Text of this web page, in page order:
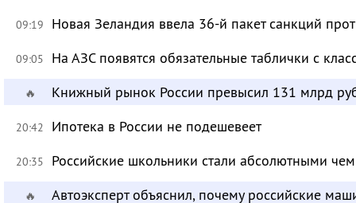
09:19 Новая Зеландия ввела 36-й пакет санкций
09:05 На АЗС появятся обязательные таблички с
🔥 Книжный рынок России превысил 131 млрд
20:42 Ипотека в России не подешевеет
20:35 Российские школьники стали абсолютными
🔥 Автоэксперт объяснил, почему российские